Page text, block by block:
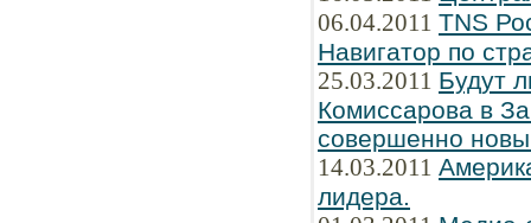
06.04.2011 TNS
Навигатор по
25.03.2011 Будут
Комиссарова в
совершенно
14.03.2011
лидера.